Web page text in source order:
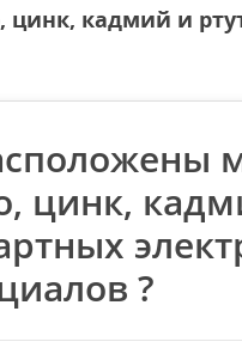
кадмий и
цинк,
?